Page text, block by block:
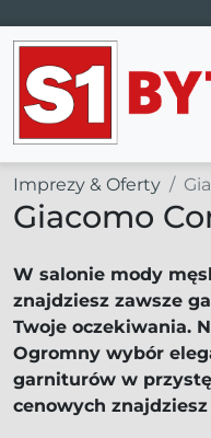
Main
Imprezy & Oferty
Giacomo
W salonie mody
znajdziesz zawsze
Twoje oczekiwania.
Ogromny wybór
garniturów w
cenowych